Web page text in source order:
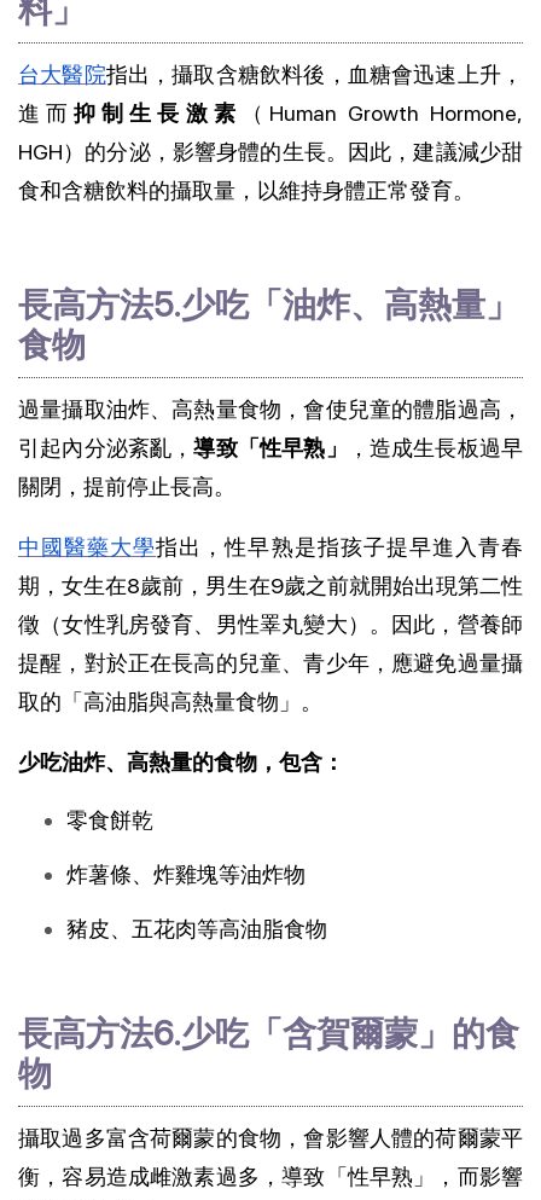
料」
台大醫院指出，攝取含糖飲料後，血糖會迅速上升，
進而抑制生長激素
（Human Growth Hormone,
HGH）的分泌，影響身體的生長。因此，建議減少甜
食和含糖飲料的攝取量，以維持身體正常發育。
長高方法5.少吃「油炸、高熱量」
食物
過量攝取油炸、高熱量食物，會使兒童的體脂過高，
引起內分泌紊亂，導致「性早熟」
，造成生長板過早
關閉，提前停止長高。
中國醫藥大學指出，性早熟是指孩子提早進入青春
期，女生在8歲前，男生在9歲之前就開始出現第二性
徵（女性乳房發育、男性睪丸變大）。因此，營養師
提醒，對於正在長高的兒童、青少年，應避免過量攝
取的「高油脂與高熱量食物」。
少吃油炸、高熱量的食物，包含：
零食餅乾
炸薯條、炸雞塊等油炸物
豬皮、五花肉等高油脂食物
長高方法6.少吃「含賀爾蒙」的食
物
攝取過多富含荷爾蒙的食物，會影響人體的荷爾蒙平
衡，容易造成雌激素過多，導致「性早熟」，而影響